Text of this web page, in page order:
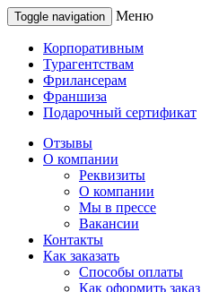
Toggle navigation Меню
Корпоративным
Турагентствам
Фрилансерам
Франшиза
Подарочный сертификат
Отзывы
О компании
Реквизиты
О компании
Мы в прессе
Вакансии
Контакты
Как заказать
Способы оплаты
Как оформить заказ